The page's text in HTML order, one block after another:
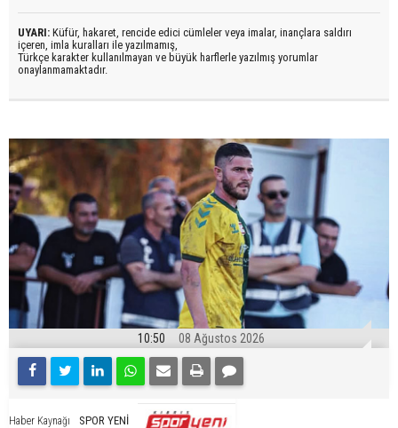
UYARI: Küfür, hakaret, rencide edici cümleler veya imalar, inançlara saldırı
içeren, imla kuralları ile yazılmamış,
Türkçe karakter kullanılmayan ve büyük harflerle yazılmış yorumlar
onaylanmamaktadır.
10:50 08 Ağustos 2026
Haber Kaynağı SPOR YENİ